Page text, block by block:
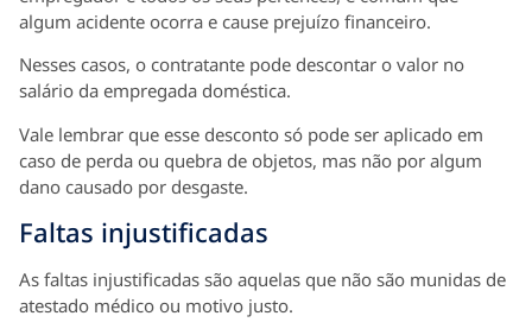
algum acidente ocorra e cause prejuízo financeiro.
Nesses casos, o contratante pode descontar o valor no
salário da empregada doméstica.
Vale lembrar que esse desconto só pode ser aplicado em
caso de perda ou quebra de objetos, mas não por algum
dano causado por desgaste.
Faltas injustificadas
As faltas injustificadas são aquelas que não são munidas de
atestado médico ou motivo justo.